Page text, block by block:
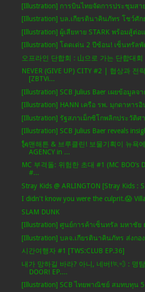
[Illustration] การบินไทยจัดการประชุมส
[Illustration] บล.เกียรตินาคินภัทร โชว์ศัก
[Illustration] ผู้เสียหาย STARK พร้อมสู้ต่อ
[Illustration] โดดเด่น 2 ปีซ้อน! เซ็นทรัล
오프라인 단합회 : 山으로 가는 단합대회
NEVER (GIVE UP) CITY #2 | 협상과 전
[ZBTVi...
[Illustration] SCB Julius Baer เผยข้อมูลจา
[Illustration] HANN เครือ รพ. มุกดาหารอิ
[Illustration] รัฐสภาเม็กซิโกพลิกประวัติศ
[Illustration] SCB Julius Baer reveals
🗽맨해튼 & 브루클린! 보물기획이 뉴욕
AGENCY in ...
MC 부격돌: 위험한 초대 #1 (MC BOO’s
#...
Stray Kids @ ARLINGTON [Stray Kids :
I didn't know you were the culprit.😱
SLAM DUNK
[Illustration] ศูนย์การค้าเซ็นทรัล มหาชัย
[Illustration] บลจ.เกียรตินาคินภัทร ส่งกอ
시간여행자 #1 [TWS:CLUB EP.36]
내가 망하길 바라? 아니, 네버!🏃💨 : 명
DOOR! EP....
[Illustration] SCB ไทยพาณิชย์ สมทบทุน